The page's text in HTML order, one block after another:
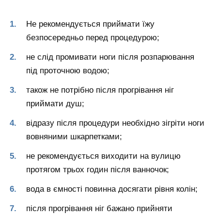
Не рекомендується приймати їжу
безпосередньо перед процедурою;
не слід промивати ноги після розпарювання
під проточною водою;
також не потрібно після прогрівання ніг
приймати душ;
відразу після процедури необхідно зігріти ноги
вовняними шкарпетками;
не рекомендується виходити на вулицю
протягом трьох годин після ванночок;
вода в ємності повинна досягати рівня колін;
після прогрівання ніг бажано прийняти